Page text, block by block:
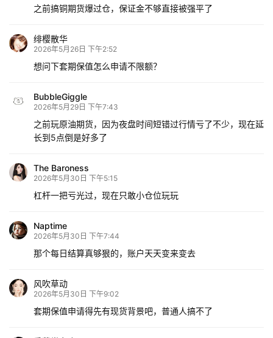
之前搞铜期货爆过仓，保证金不够直接被强平了
绯樱散华
2026年5月26日 下午2:52
想问下套期保值怎么申请不限额？
BubbleGiggle
2026年5月29日 下午7:43
之前玩原油期货，因为夜盘时间短错过行情亏了不少，现在延
长到5点倒是好多了
The Baroness
2026年5月30日 下午5:15
杠杆一把亏光过，现在只敢小仓位玩玩
Naptime
2026年5月30日 下午7:44
那个每日结算真够狠的，账户天天变来变去
风吹草动
2026年5月30日 下午9:02
套期保值申请得先有现货背景吧，普通人搞不了